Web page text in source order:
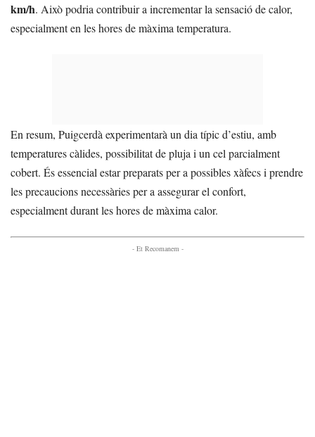
km/h. Això podria contribuir a incrementar la sensació de calor,
especialment en les hores de màxima temperatura.
En resum, Puigcerdà experimentarà un dia típic d’estiu, amb
temperatures càlides, possibilitat de pluja i un cel parcialment
cobert. És essencial estar preparats per a possibles xàfecs i prendre
les precaucions necessàries per a assegurar el confort,
especialment durant les hores de màxima calor.
- Et Recomanem -